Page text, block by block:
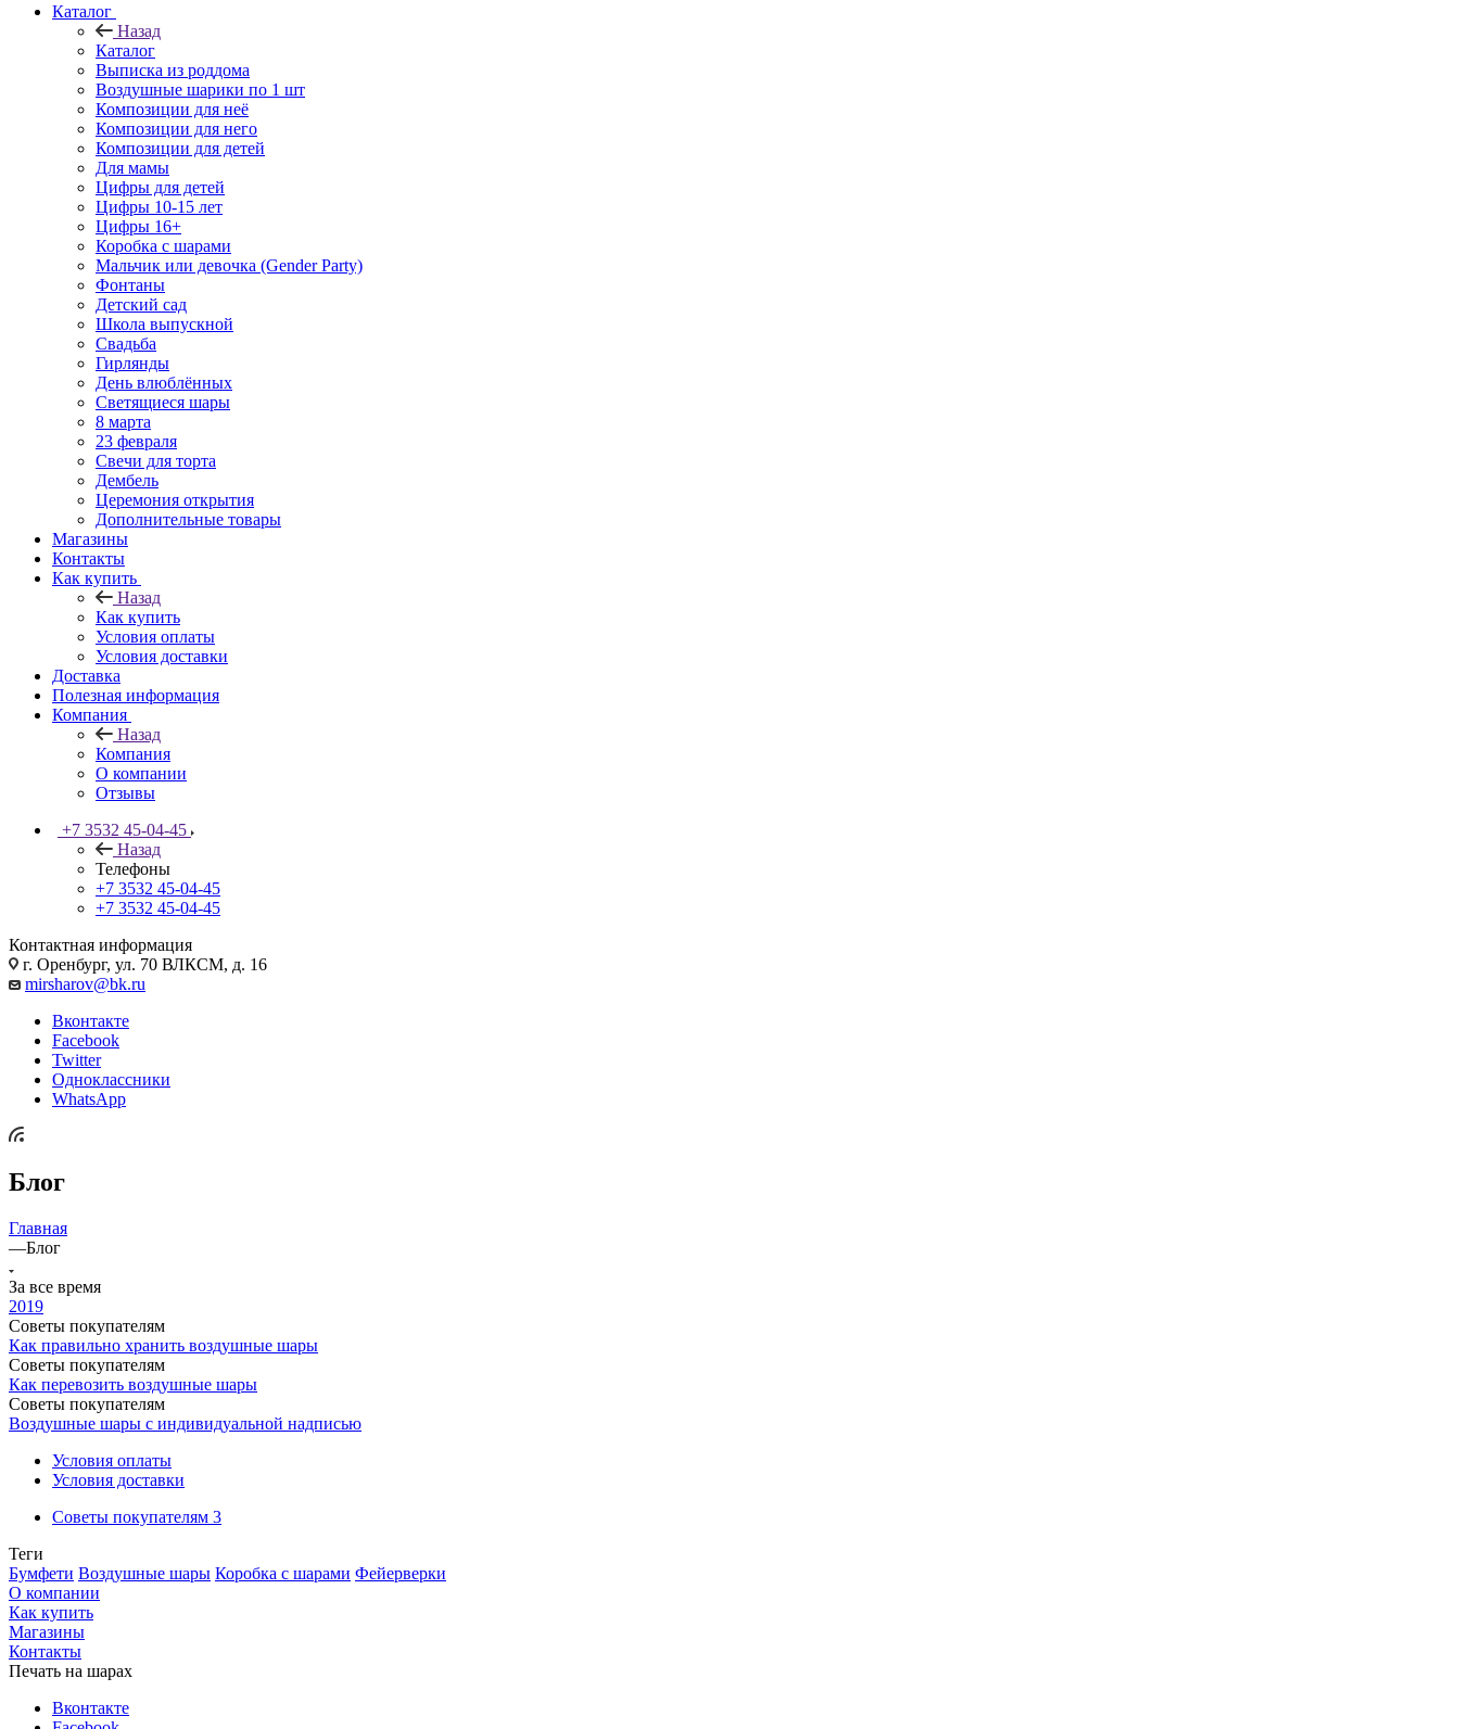
Каталог
Назад
Каталог
Выписка из роддома
Воздушные шарики по 1 шт
Композиции для неё
Композиции для него
Композиции для детей
Для мамы
Цифры для детей
Цифры 10-15 лет
Цифры 16+
Коробка с шарами
Мальчик или девочка (Gender Party)
Фонтаны
Детский сад
Школа выпускной
Свадьба
Гирлянды
День влюблённых
Светящиеся шары
8 марта
23 февраля
Свечи для торта
Дембель
Церемония открытия
Дополнительные товары
Магазины
Контакты
Как купить
Назад
Как купить
Условия оплаты
Условия доставки
Доставка
Полезная информация
Компания
Назад
Компания
О компании
Отзывы
+7 3532 45-04-45
Назад
Телефоны
+7 3532 45-04-45
+7 3532 45-04-45
Контактная информация
г. Оренбург, ул. 70 ВЛКСМ, д. 16
mirsharov@bk.ru
Вконтакте
Facebook
Twitter
Одноклассники
WhatsApp
Блог
Главная
—Блог
За все время
2019
Советы покупателям
Как правильно хранить воздушные шары
Советы покупателям
Как перевозить воздушные шары
Советы покупателям
Воздушные шары с индивидуальной надписью
Условия оплаты
Условия доставки
Советы покупателям 3
Теги
Бумфети Воздушные шары Коробка с шарами Фейерверки
О компании
Как купить
Магазины
Контакты
Печать на шарах
Вконтакте